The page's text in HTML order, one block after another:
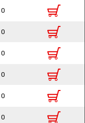
0
0
0
0
0
0